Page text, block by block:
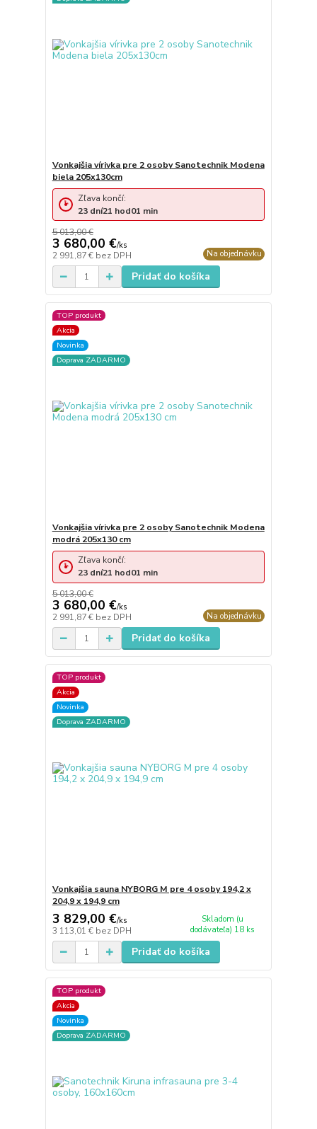
Vonkajšia vírivka pre 2 osoby Sanotechnik Modena
biela 205x130cm
5 013,00 €
3 680,00 €/ks
2 991,87 € bez DPH Na objednávku
Zľava končí:
23 dní21 hod01 min
Pridať do košíka
TOP produkt
Akcia
Novinka
Doprava ZADARMO
Vonkajšia vírivka pre 2 osoby Sanotechnik Modena
modrá 205x130 cm
5 013,00 €
3 680,00 €/ks
2 991,87 € bez DPH Na objednávku
Zľava končí:
23 dní21 hod01 min
Pridať do košíka
TOP produkt
Akcia
Novinka
Doprava ZADARMO
Vonkajšia sauna NYBORG M pre 4 osoby 194,2 x
204,9 x 194,9 cm
3 829,00 €/ks
3 113,01 € bez DPH
Skladom (u
dodávateľa) 18 ks
Pridať do košíka
TOP produkt
Akcia
Novinka
Doprava ZADARMO